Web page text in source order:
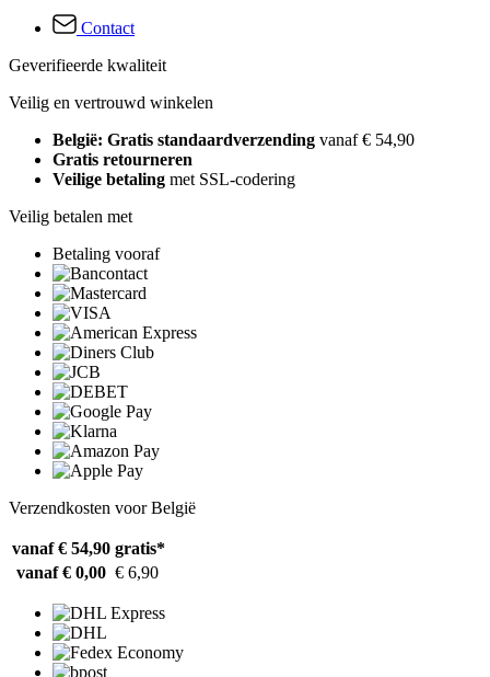
Contact
Geverifieerde kwaliteit
Veilig en vertrouwd winkelen
België: Gratis standaardverzending vanaf € 54,90
Gratis retourneren
Veilige betaling met SSL-codering
Veilig betalen met
Betaling vooraf
Verzendkosten voor België
vanaf € 54,90 gratis*
vanaf € 0,00 € 6,90